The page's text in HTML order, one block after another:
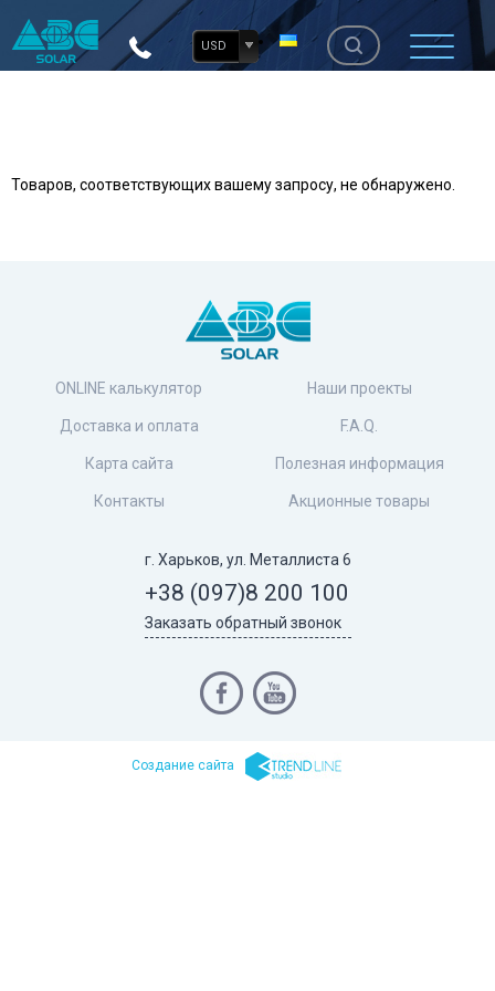
USD
Товаров, соответствующих вашему запросу, не обнаружено.
ONLINE калькулятор
Доставка и оплата
Карта сайта
Контакты
Наши проекты
F.A.Q.
Полезная информация
Акционные товары
г. Харьков, ул. Металлиста 6
+38 (097)8 200 100
Заказать обратный звонок
Cоздание сайта